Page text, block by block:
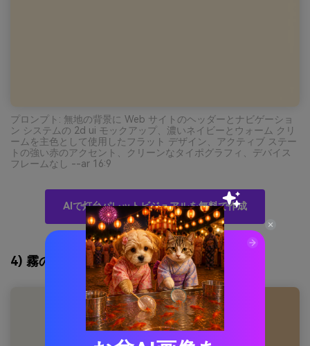
プロンプト: 無地の背景に Web サイトのヘッダーとナビゲーショ
ン システムの 2d ui モックアップ、濃いネイビーとウォーム クリ
ームを主色として使用したフラット デザイン、アクティブ ステー
トの強い赤のアクセント、クリーンなタイポグラフィ、デバイス
フレームなし --ar 16:9
AIで灯台パレットビジュアルを無料で作成
4) 霧の防波堤